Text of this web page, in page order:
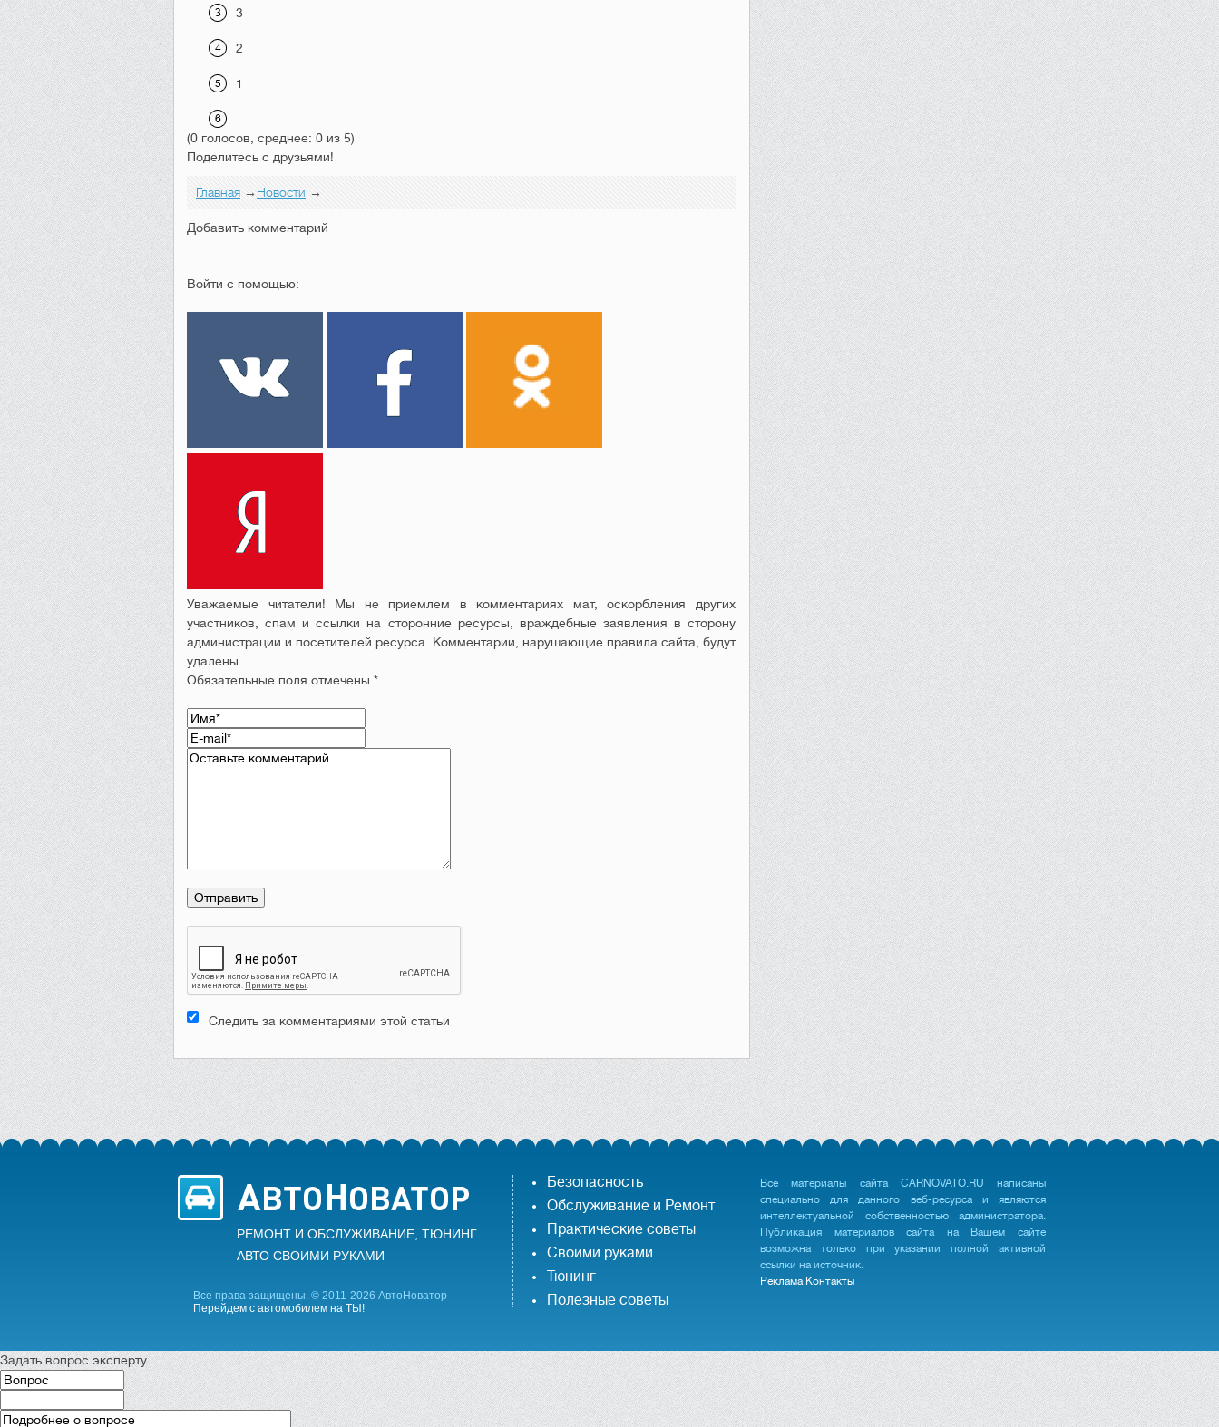
3
2
1
(0 голосов, среднее: 0 из 5)
Поделитесь с друзьями!
Главная →Новости →
Добавить комментарий
Войти с помощью:
Уважаемые читатели! Мы не приемлем в комментариях мат, оскорбления других
участников, спам и ссылки на сторонние ресурсы, враждебные заявления в сторону
администрации и посетителей ресурса. Комментарии, нарушающие правила сайта, будут
удалены.
Обязательные поля отмечены *
Следить за комментариями этой статьи
РЕМОНТ И ОБСЛУЖИВАНИЕ, ТЮНИНГ
АВТО CВОИМИ РУКАМИ
Все права защищены. © 2011-2026 АвтоНоватор -
Перейдем с автомобилем на ТЫ!
Безопасность
Обслуживание и Ремонт
Практические советы
Своими руками
Тюнинг
Полезные советы
Все материалы сайта CARNOVATO.RU написаны
специально для данного веб-ресурса и являются
интеллектуальной собственностью администратора.
Публикация материалов сайта на Вашем сайте
возможна только при указании полной активной
ссылки на источник.
Реклама Контакты
Задать вопрос эксперту